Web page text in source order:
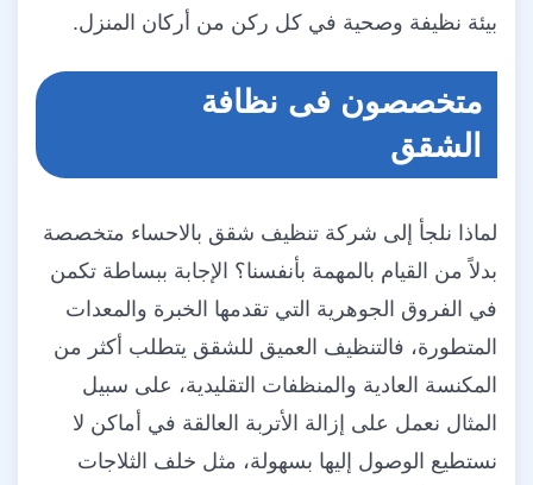
بيئة نظيفة وصحية في كل ركن من أركان المنزل.
متخصصون فى نظافة
الشقق
لماذا نلجأ إلى شركة تنظيف شقق بالاحساء متخصصة
بدلاً من القيام بالمهمة بأنفسنا؟ الإجابة ببساطة تكمن
في الفروق الجوهرية التي تقدمها الخبرة والمعدات
المتطورة، فالتنظيف العميق للشقق يتطلب أكثر من
المكنسة العادية والمنظفات التقليدية، على سبيل
المثال نعمل على إزالة الأتربة العالقة في أماكن لا
نستطيع الوصول إليها بسهولة، مثل خلف الثلاجات